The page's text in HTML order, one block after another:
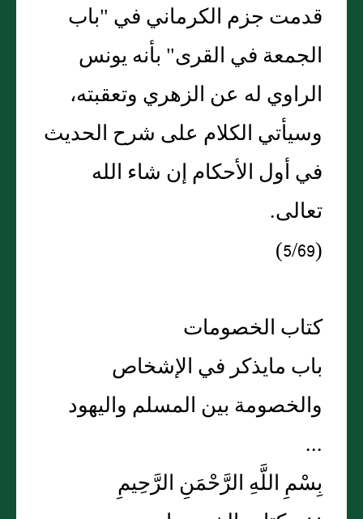
قدمت جزم الكرماني في "باب
الجمعة في القرى" بأنه يونس
الراوي له عن الزهري وتعقبته،
وسيأتي الكلام على شرح الحديث
في أول الأحكام إن شاء الله
تعالى.
(5/69)
كتاب الخصومات
باب مايذكر في الإشخاص
والخصومة بين المسلم واليهود
...
بِسْمِ اللَّهِ الرَّحْمَنِ الرَّحِيمِ